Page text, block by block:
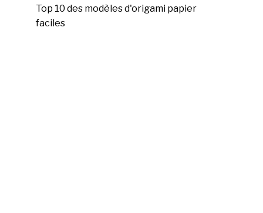
Top 10 des modèles d'origami papier
faciles